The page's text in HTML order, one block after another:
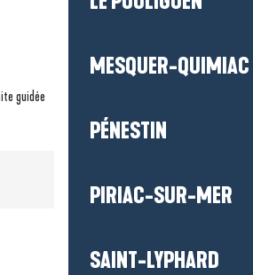
MESQUER-QUIMIAC
PÉNESTIN
PIRIAC-SUR-MER
SAINT-LYPHARD
guidée